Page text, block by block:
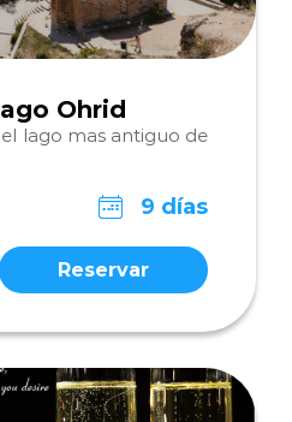
Ohrid
lago mas antiguo de
9 días
Reservar